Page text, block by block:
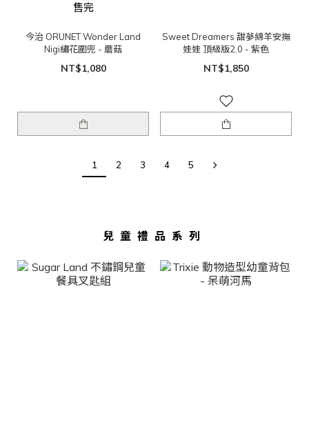
售完
今治 ORUNET Wonder Land
Nigi繡花圍兜 - 蘑菇
NT$1,080
Sweet Dreamers 甜夢綿羊安撫
娃娃 頂級版2.0 - 紫色
NT$1,850
1 2 3 4 5
兒童禮品系列